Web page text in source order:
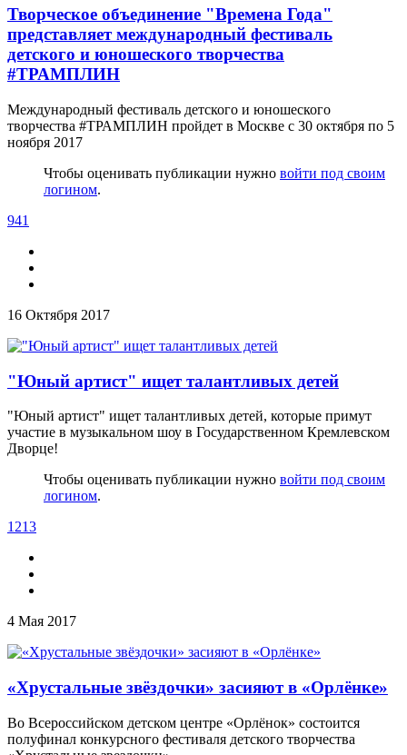
Творческое объединение "Времена Года"
представляет международный фестиваль
детского и юношеского творчества
#ТРАМПЛИН
Международный фестиваль детского и юношеского
творчества #ТРАМПЛИН пройдет в Москве с 30 октября по 5
ноября 2017
Чтобы оценивать публикации нужно войти под своим
логином.
941
16 Октября 2017
"Юный артист" ищет талантливых детей
"Юный артист" ищет талантливых детей, которые примут
участие в музыкальном шоу в Государственном Кремлевском
Дворце!
Чтобы оценивать публикации нужно войти под своим
логином.
1213
4 Мая 2017
«Хрустальные звёздочки» засияют в «Орлёнке»
Во Всероссийском детском центре «Орлёнок» состоится
полуфинал конкурсного фестиваля детского творчества